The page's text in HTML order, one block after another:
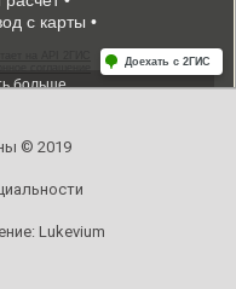
© 2019
Lukevium